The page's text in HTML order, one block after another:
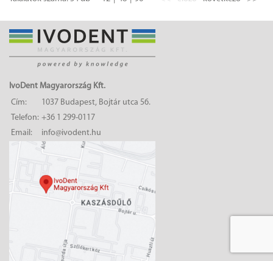
IvoDent Magyarország Kft.
Cím:
1037 Budapest, Bojtár utca 56.
Telefon: +36 1 299-0117
Email:
info@ivodent.hu